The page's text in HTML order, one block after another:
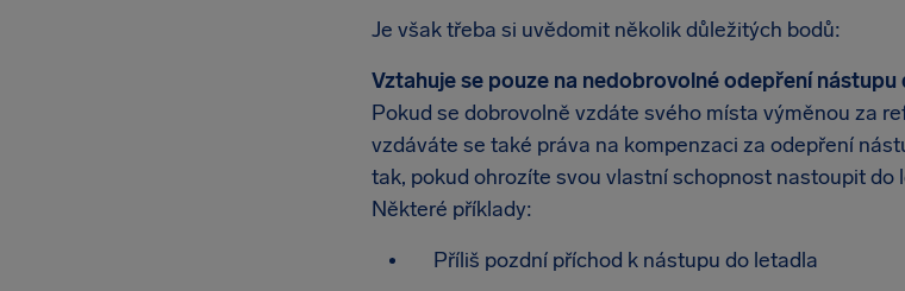
Je však třeba si uvědomit několik důležitých bodů:
Vztahuje se pouze na nedobrovolné odepření nástupu
Pokud se dobrovolně vzdáte svého místa výměnou za
vzdáváte se také práva na kompenzaci za odepření
tak, pokud ohrozíte svou vlastní schopnost nastoupit do
Některé příklady:
Příliš pozdní příchod k nástupu do letadla